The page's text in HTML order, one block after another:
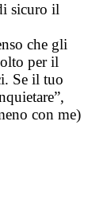
sicuro il
che gli
per il
Se il tuo
con me)